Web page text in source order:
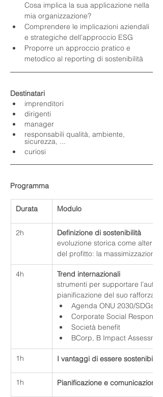
Cosa implica la sua applicazione nella
mia organizzazione?
Comprendere le implicazioni aziendali
e strategiche dell’approccio ESG
Proporre un approccio pratico e
metodico al reporting di sostenibilità
Destinatari
imprenditori
dirigenti
manager
responsabili qualità, ambiente,
sicurezza, ...
curiosi
Programma
Durata Modulo
2h
Definizione di sostenibilità
evoluzione storica come
del profitto: la massimizzazione
4h
Trend internazionali
strumenti per supportare
pianificazione del suo
Agenda ONU 2030/SDGs,
Corporate Social
Società benefit
BCorp, B Impact Assessment
1h I vantaggi di essere sostenibili
1h Pianificazione e